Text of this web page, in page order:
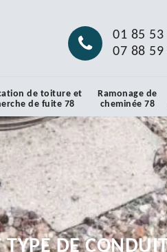
01 85 53
07 88 59
de toiture et
de fuite 78
Ramonage de
cheminée 78
DE